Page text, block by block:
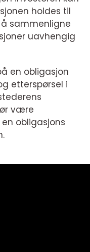
holdes til
å sammenligne
uavhengig
en obligasjon
etterspørsel i
være
obligasjons